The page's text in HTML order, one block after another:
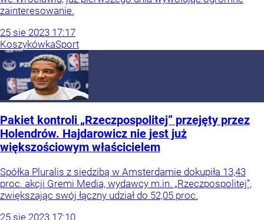
zainteresowanie.
25 sie 2023 17:17
KoszykówkaSport
Pakiet kontroli „Rzeczpospolitej” przejęty przez
Holendrów. Hajdarowicz nie jest już
większościowym właścicielem
Spółka Pluralis z siedzibą w Amsterdamie dokupiła 13,43
proc. akcji Gremi Media, wydawcy m.in. „Rzeczpospolitej”,
zwiększając swój łączny udział do 52,05 proc.
25 sie 2023 17:10